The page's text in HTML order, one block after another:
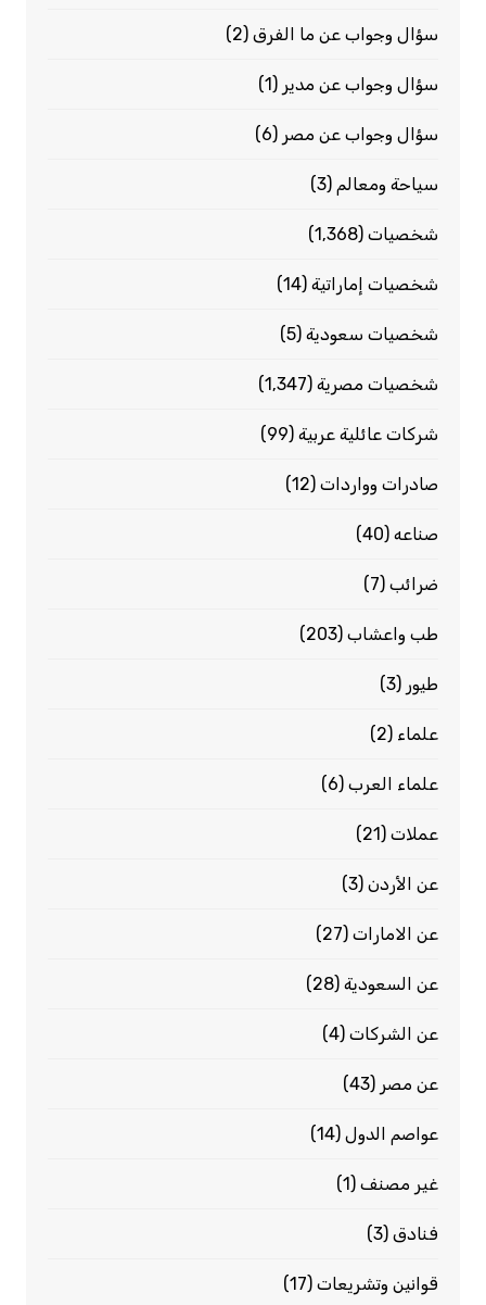
سؤال وجواب عن ما الفرق(2)
سؤال وجواب عن مدير (1)
سؤال وجواب عن مصر (6)
سياحة ومعالم (3)
شخصيات(1٬368)
شخصيات إماراتية(14)
شخصيات سعودية(5)
شخصيات مصرية(1٬347)
شركات عائلية عربية(99)
صادرات وواردات(12)
صناعه(40)
ضرائب(7)
طب واعشاب(203)
طيور (3)
علماء (2)
علماء العرب(6)
عملات(21)
عن الأردن(3)
عن الامارات(27)
عن السعودية(28)
عن الشركات(4)
عن مصر (43)
عواصم الدول(14)
غير مصنف(1)
فنادق(3)
قوانين وتشريعات(17)